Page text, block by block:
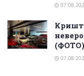
(ФОТО)